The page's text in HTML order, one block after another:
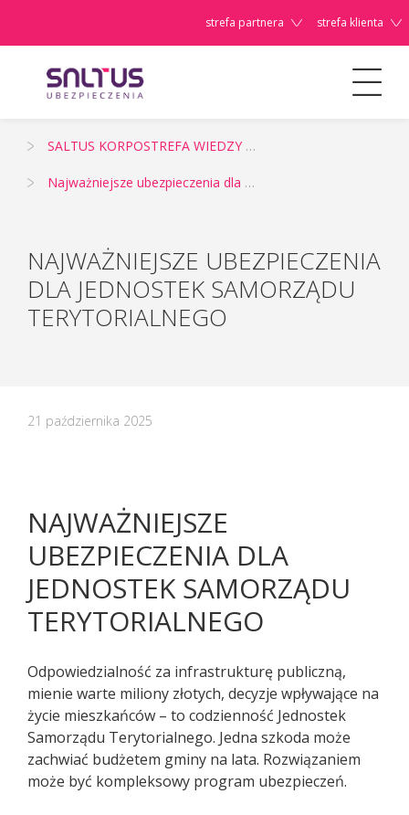
strefa partnera strefa klienta
Szanowni
Pacjenci z objawami infekcji lub
podejrzani o zakażenie
koronawirusem SARS CoV-2
TELEFONICZNIE przełożyli poradę
SALTUS KORPOSTREFA WIEDZY - źródło informacji o ubezpieczeniach korporacyjnych i zarządzaniu ryzykiem
Najważniejsze ubezpieczenia dla Jednostek Samorządu Terytorialnego
NAJWAŻNIEJSZE UBEZPIECZENIA
DLA JEDNOSTEK SAMORZĄDU
TERYTORIALNEGO
21 października 2025
NAJWAŻNIEJSZE
UBEZPIECZENIA DLA
JEDNOSTEK SAMORZĄDU
TERYTORIALNEGO
Odpowiedzialność za infrastrukturę publiczną,
mienie warte miliony złotych, decyzje wpływające na
życie mieszkańców – to codzienność Jednostek
Samorządu Terytorialnego. Jedna szkoda może
zachwiać budżetem gminy na lata. Rozwiązaniem
może być kompleksowy program ubezpieczeń.